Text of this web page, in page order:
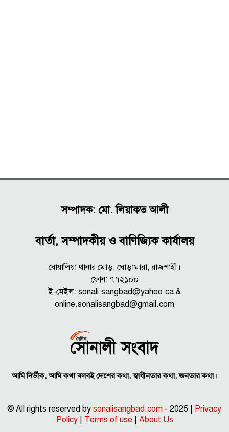
সম্পাদক: মো. লিয়াকত আলী
বার্তা, সম্পাদকীয় ও বাণিজ্যিক কার্যালয়
বোয়ালিয়া থানার মোড়, ঘোড়ামারা, রাজশাহী।
ফোন: ৭৭২১০০
ই-মেইল: sonali.sangbad@yahoo.ca &
online.sonalisangbad@gmail.com
আমি নির্ভীক, আমি কথা বলবই দেশের কথা, স্বাধীনতার কথা, জনতার কথা।
© All rights reserved by sonalisangbad.com - 2025 | Privacy
Policy| Terms of use | About Us